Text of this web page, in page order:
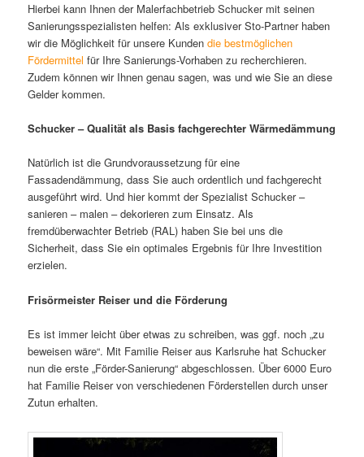
Hierbei kann Ihnen der Malerfachbetrieb Schucker mit seinen
Sanierungsspezialisten helfen: Als exklusiver Sto-Partner haben
wir die Möglichkeit für unsere Kundendie bestmöglichen
Fördermittelfür Ihre Sanierungs-Vorhaben zu recherchieren.
Zudem können wir Ihnen genau sagen, was und wie Sie an diese
Gelder kommen.
Schucker – Qualität als Basis fachgerechter Wärmedämmung
Natürlich ist die Grundvoraussetzung für eine
Fassadendämmung, dass Sie auch ordentlich und fachgerecht
ausgeführt wird. Und hier kommt der Spezialist Schucker –
sanieren – malen – dekorieren zum Einsatz. Als
fremdüberwachter Betrieb (RAL) haben Sie bei uns die
Sicherheit, dass Sie ein optimales Ergebnis für Ihre Investition
erzielen.
Frisörmeister Reiser und die Förderung
Es ist immer leicht über etwas zu schreiben, was ggf. noch „zu
beweisen wäre“. Mit Familie Reiser aus Karlsruhe hat Schucker
nun die erste „Förder-Sanierung“ abgeschlossen. Über 6000 Euro
hat Familie Reiser von verschiedenen Förderstellen durch unser
Zutun erhalten.